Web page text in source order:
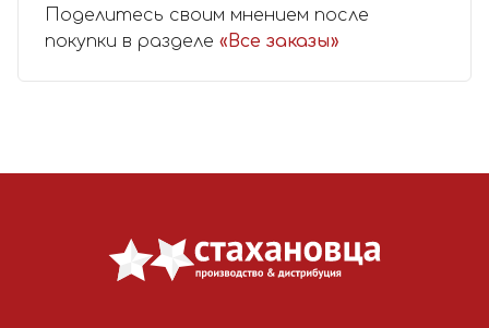
Поделитесь своим мнением после
покупки в разделе «Все заказы»